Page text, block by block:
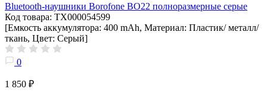
Bluetooth-наушники Borofone BO22 полноразмерные серые
Код товара: ТХ000054599
[Емкость аккумулятора: 400 mAh, Материал: Пластик/ металл/
ткань, Цвет: Серый]
0
1 850 ₽